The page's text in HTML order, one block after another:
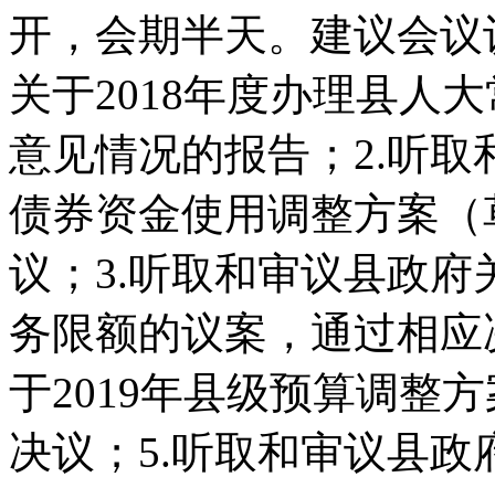
开，会期半天。建议会
关于2018年度办理县人
意见情况的报告；2.听取
债券资金使用调整方案
议；3.听取和审议县政府
务限额的议案，通过相
于2019年县级预算调整
决议；5.听取和审议县